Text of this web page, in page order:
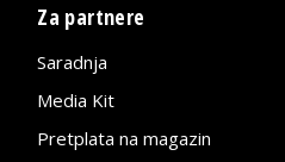
Za partnere
Saradnja
Media Kit
Pretplata na magazin